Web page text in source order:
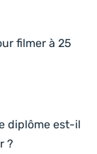
filmer à 25
diplôme est-il
?